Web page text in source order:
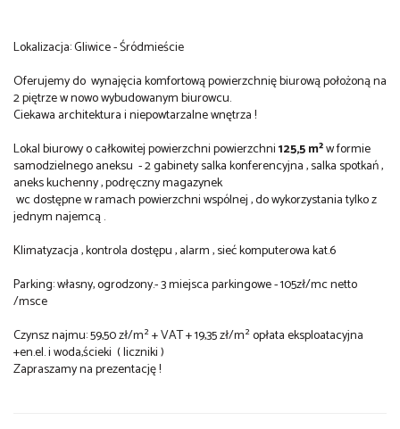
Lokalizacja: Gliwice - Śródmieście
Oferujemy do wynajęcia komfortową powierzchnię biurową położoną na
2 piętrze w nowo wybudowanym biurowcu.
Ciekawa architektura i niepowtarzalne wnętrza !
Lokal biurowy o całkowitej powierzchni powierzchni125,5 m²w formie
samodzielnego aneksu - 2 gabinety salka konferencyjna , salka spotkań ,
aneks kuchenny , podręczny magazynek
wc dostępne w ramach powierzchni wspólnej , do wykorzystania tylko z
jednym najemcą .
Klimatyzacja , kontrola dostępu , alarm , sieć komputerowa kat.6
Parking: własny, ogrodzony.- 3 miejsca parkingowe - 105zł/mc netto
/msce
Czynsz najmu: 59,50 zł/m² + VAT + 19,35 zł/m² opłata eksploatacyjna
+en.el. i woda,ścieki ( liczniki )
Zapraszamy na prezentację !